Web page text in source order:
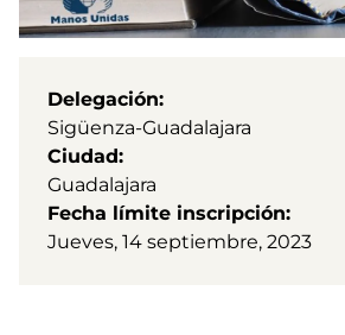
Delegación
Sigüenza-Guadalajara
Ciudad
Guadalajara
Fecha límite inscripción
Jueves, 14 septiembre, 2023